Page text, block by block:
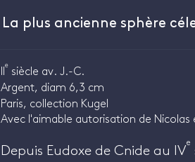
La plus ancienne sphère
e
siècle av. J.-C.
Argent, diam 6,3 cm
Paris, collection Kugel
Avec l'aimable autorisation de Nicolas
Depuis Eudoxe de Cnide au IV
e